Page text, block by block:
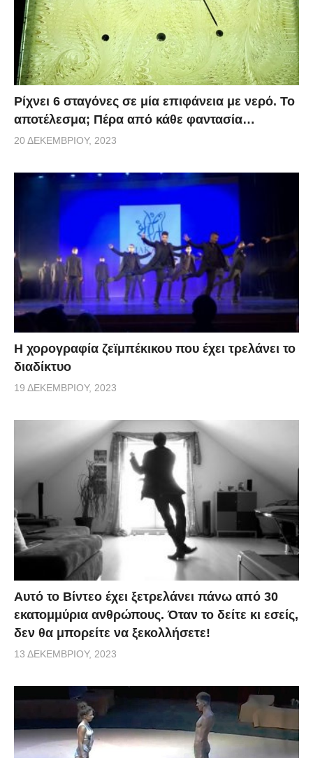
Ρίχνει 6 σταγόνες σε μία επιφάνεια με νερό. Το
αποτέλεσμα; Πέρα από κάθε φαντασία…
20 ΔΕΚΕΜΒΡΊΟΥ, 2023
Η χορογραφία ζεϊμπέκικου που έχει τρελάνει το
διαδίκτυο
19 ΔΕΚΕΜΒΡΊΟΥ, 2023
Αυτό το Βίντεο έχει ξετρελάνει πάνω από 30
εκατομμύρια ανθρώπους. Όταν το δείτε κι εσείς,
δεν θα μπορείτε να ξεκολλήσετε!
13 ΔΕΚΕΜΒΡΊΟΥ, 2023